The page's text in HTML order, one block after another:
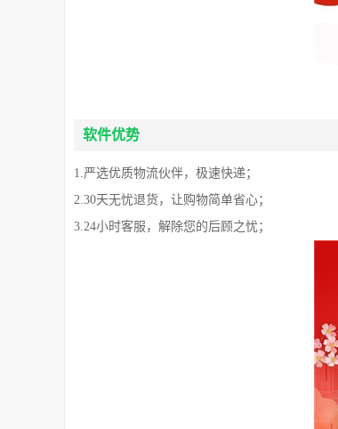
软件优势
1.严选优质物流伙伴，极速快递；
2.30天无忧退货，让购物简单省心；
3.24小时客服，解除您的后顾之忧；